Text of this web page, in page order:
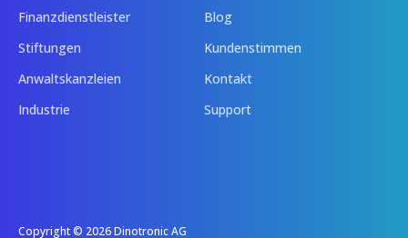
Finanzdienstleister
Stiftungen
Anwaltskanzleien
Industrie
Blog
Kundenstimmen
Kontakt
Support
Copyright © 2026 Dinotronic AG